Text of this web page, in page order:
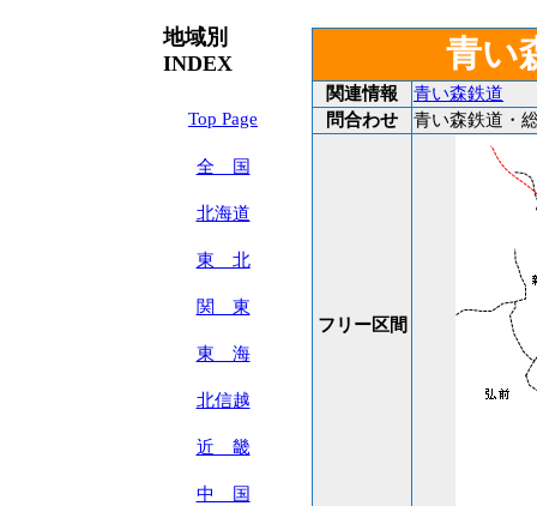
地域別
INDEX
Top Page
全 国
北海道
東 北
関 東
東 海
北信越
近 畿
中 国
青い
関連情報
青い森鉄道
問合わせ
青い森鉄道・
フリー区間